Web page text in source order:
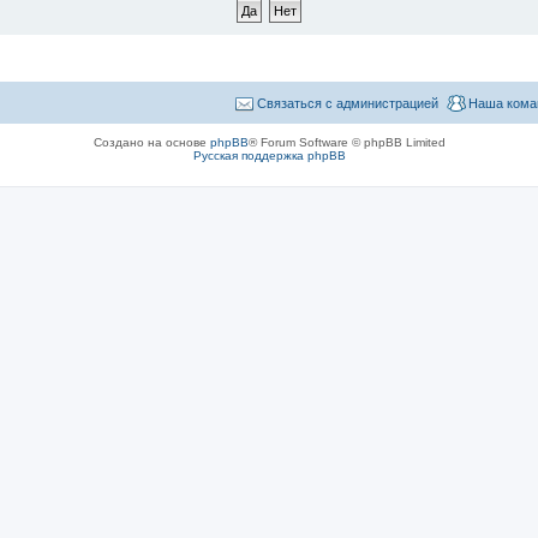
Наша
Связаться с администрацией
Создано на основе phpBB® Forum Software © phpBB Limited
Русская поддержка phpBB